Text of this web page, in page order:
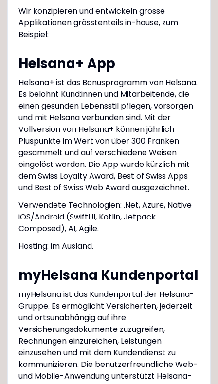
Wir konzipieren und entwickeln grosse
Applikationen grösstenteils in-house, zum
Beispiel:
Helsana+ App
Helsana+ ist das Bonusprogramm von Helsana.
Es belohnt Kund:innen und Mitarbeitende, die
einen gesunden Lebensstil pflegen, vorsorgen
und mit Helsana verbunden sind. Mit der
Vollversion von Helsana+ können jährlich
Pluspunkte im Wert von über 300 Franken
gesammelt und auf verschiedene Weisen
eingelöst werden. Die App wurde kürzlich mit
dem Swiss Loyalty Award, Best of Swiss Apps
und Best of Swiss Web Award ausgezeichnet.
Verwendete Technologien: .Net, Azure, Native
iOS/Android (SwiftUI, Kotlin, Jetpack
Composed), AI, Agile.
Hosting: im Ausland.
myHelsana Kundenportal
myHelsana ist das Kundenportal der Helsana-
Gruppe. Es ermöglicht Versicherten, jederzeit
und ortsunabhängig auf ihre
Versicherungsdokumente zuzugreifen,
Rechnungen einzureichen, Leistungen
einzusehen und mit dem Kundendienst zu
kommunizieren. Die benutzerfreundliche Web-
und Mobile-Anwendung unterstützt Helsana-